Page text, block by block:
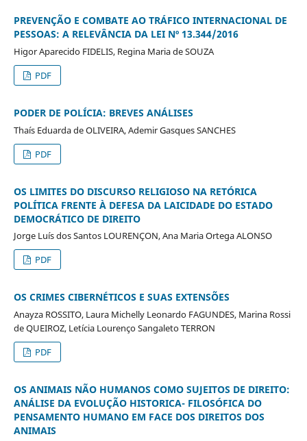
PREVENÇÃO E COMBATE AO TRÁFICO INTERNACIONAL DE
PESSOAS: A RELEVÂNCIA DA LEI Nº 13.344/2016
Higor Aparecido FIDELIS, Regina Maria de SOUZA
PDF
PODER DE POLÍCIA: BREVES ANÁLISES
Thaís Eduarda de OLIVEIRA, Ademir Gasques SANCHES
PDF
OS LIMITES DO DISCURSO RELIGIOSO NA RETÓRICA
POLÍTICA FRENTE À DEFESA DA LAICIDADE DO ESTADO
DEMOCRÁTICO DE DIREITO
Jorge Luís dos Santos LOURENÇON, Ana Maria Ortega ALONSO
PDF
OS CRIMES CIBERNÉTICOS E SUAS EXTENSÕES
Anayza ROSSITO, Laura Michelly Leonardo FAGUNDES, Marina Rossi
de QUEIROZ, Letícia Lourenço Sangaleto TERRON
PDF
OS ANIMAIS NÃO HUMANOS COMO SUJEITOS DE DIREITO:
ANÁLISE DA EVOLUÇÃO HISTORICA- FILOSÓFICA DO
PENSAMENTO HUMANO EM FACE DOS DIREITOS DOS
ANIMAIS